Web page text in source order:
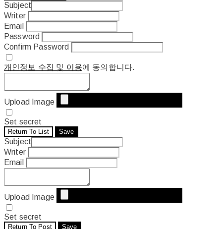
Subject
Writer
Email
Password
Confirm Password
개인정보 수집 및 이용에 동의합니다.
Upload Image
Set secret
Return To List Save
Subject
Writer
Email
Upload Image
Set secret
Return To Post Save